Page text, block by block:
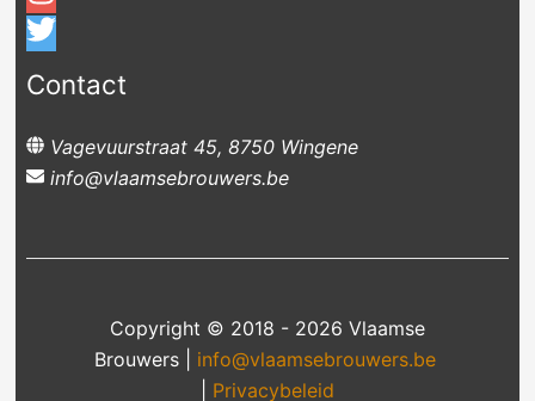
Contact
Vagevuurstraat 45, 8750 Wingene
info@vlaamsebrouwers.be
Copyright © 2018 - 2026 Vlaamse
Brouwers | info@vlaamsebrouwers.be
Privacybeleid